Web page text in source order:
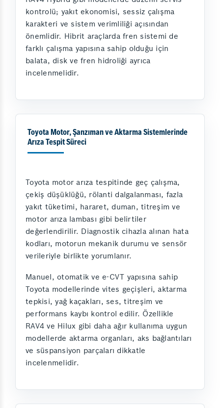
kontrolü; yakıt ekonomisi, sessiz çalışma
karakteri ve sistem verimliliği açısından
önemlidir. Hibrit araçlarda fren sistemi de
farklı çalışma yapısına sahip olduğu için
balata, disk ve fren hidroliği ayrıca
incelenmelidir.
Toyota Motor, Şanzıman ve Aktarma Sistemlerinde
Arıza Tespit Süreci
Toyota motor arıza tespitinde geç çalışma,
çekiş düşüklüğü, rölanti dalgalanması, fazla
yakıt tüketimi, hararet, duman, titreşim ve
motor arıza lambası gibi belirtiler
değerlendirilir. Diagnostik cihazla alınan hata
kodları, motorun mekanik durumu ve sensör
verileriyle birlikte yorumlanır.
Manuel, otomatik ve e-CVT yapısına sahip
Toyota modellerinde vites geçişleri, aktarma
tepkisi, yağ kaçakları, ses, titreşim ve
performans kaybı kontrol edilir. Özellikle
RAV4 ve Hilux gibi daha ağır kullanıma uygun
modellerde aktarma organları, aks bağlantıları
ve süspansiyon parçaları dikkatle
incelenmelidir.